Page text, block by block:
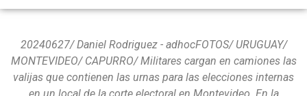
20240627/ Daniel Rodriguez - adhocFOTOS/ URUGUAY/
MONTEVIDEO/ CAPURRO/ Militares cargan en camiones las
valijas que contienen las urnas para las elecciones internas
en un local de la corte electoral en Montevideo. En la